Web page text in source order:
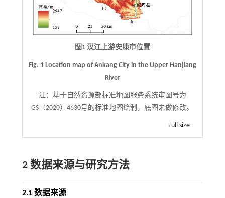
图1 汉江上游安康市位置
Fig. 1 Location map of Ankang City in the Upper Hanjiang
River
注： 基于自然资源部标准地图服务系统审图号为
GS（2020）4630号的标准地图绘制，底图未做修改。
Full size
2 数据来源与研究方法
2.1 数据来源